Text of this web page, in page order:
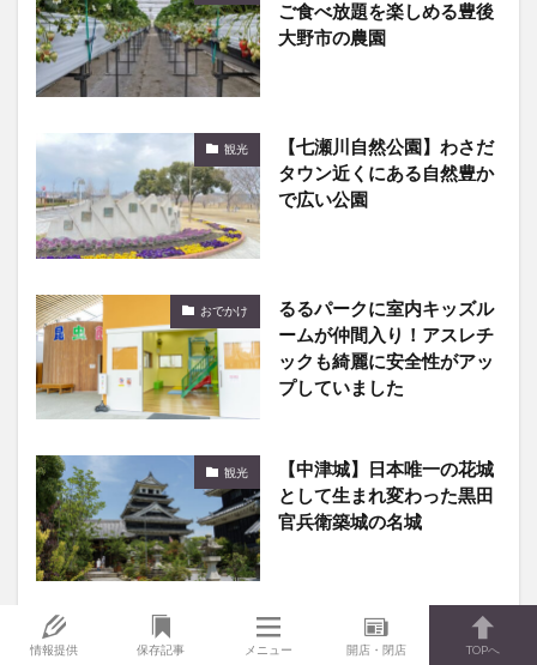
ご食べ放題を楽しめる豊後
大野市の農園
観光
【七瀬川自然公園】わさだ
タウン近くにある自然豊か
で広い公園
おでかけ
るるパークに室内キッズル
ームが仲間入り！アスレチ
ックも綺麗に安全性がアッ
プしていました
観光
【中津城】日本唯一の花城
として生まれ変わった黒田
官兵衛築城の名城
【吉四六ランド】臼杵市の
花見スポット
情報提供 保存記事 メニュー 開店・閉店 TOPへ